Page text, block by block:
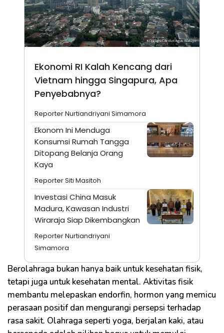
Ekonomi RI Kalah Kencang dari
Vietnam hingga Singapura, Apa
Penyebabnya?
Reporter Nurtiandriyani Simamora
Ekonom Ini Menduga
Konsumsi Rumah Tangga
Ditopang Belanja Orang
Kaya
Reporter Siti Masitoh
Investasi China Masuk
Madura, Kawasan Industri
Wiraraja Siap Dikembangkan
Reporter Nurtiandriyani
Simamora
Berolahraga bukan hanya baik untuk kesehatan fisik,
tetapi juga untuk kesehatan mental. Aktivitas fisik
membantu melepaskan endorfin, hormon yang memicu
perasaan positif dan mengurangi persepsi terhadap
rasa sakit. Olahraga seperti yoga, berjalan kaki, atau